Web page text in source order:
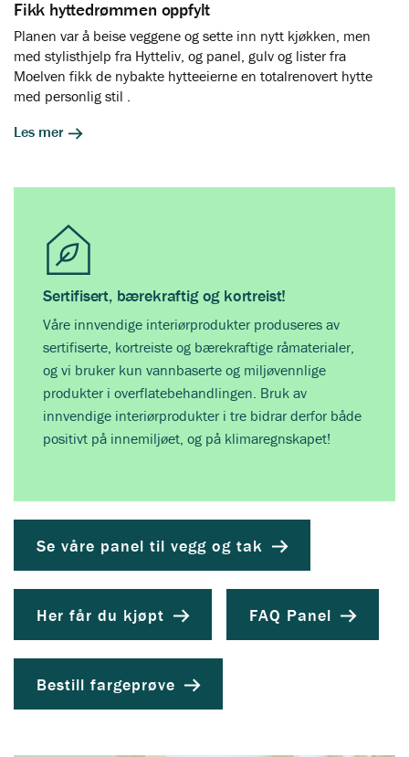
Fikk hyttedrømmen oppfylt
Planen var å beise veggene og sette inn nytt kjøkken, men
med stylisthjelp fra Hytteliv, og panel, gulv og lister fra
Moelven fikk de nybakte hytteeierne en totalrenovert hytte
med personlig stil .
Les mer
Sertifisert, bærekraftig og kortreist!
Våre innvendige interiørprodukter produseres av
sertifiserte, kortreiste og bærekraftige råmaterialer,
og vi bruker kun vannbaserte og miljøvennlige
produkter i overflatebehandlingen. Bruk av
innvendige interiørprodukter i tre bidrar derfor både
positivt på innemiljøet, og på klimaregnskapet!
Se våre panel til vegg og tak
Her får du kjøpt FAQ Panel
Bestill fargeprøve